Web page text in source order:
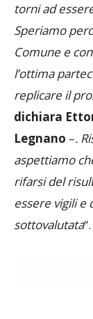
torni ad
Speriamo
Comune e
l’ottima
replicare il
dichiara
Legnano –.
aspettiamo
rifarsi del
essere vigili e
sottovalutata“.